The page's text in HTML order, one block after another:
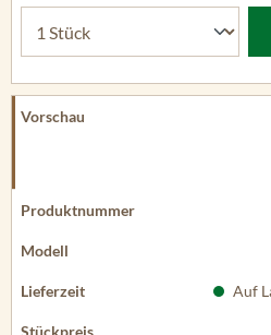
Auf